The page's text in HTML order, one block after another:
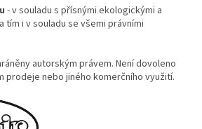
- v souladu s přísnými ekologickými a
tím i v souladu se všemi právními
autorským právem. Není dovoleno
prodeje nebo jiného komerčního využití.